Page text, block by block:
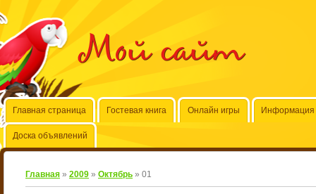
Мой сайт
Главная страница Гостевая книга Онлайн игры Информация
Доска объявлений
Главная » 2009 » Октябрь » 01